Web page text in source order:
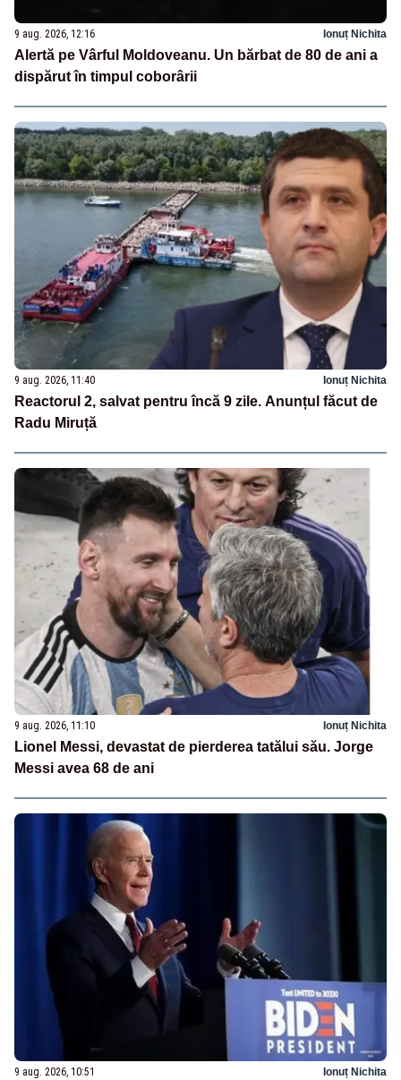
9 aug. 2026, 12:16 Ionuț Nichita
Alertă pe Vârful Moldoveanu. Un bărbat de 80 de ani a
dispărut în timpul coborârii
9 aug. 2026, 11:40 Ionuț Nichita
Reactorul 2, salvat pentru încă 9 zile. Anunțul făcut de
Radu Miruță
9 aug. 2026, 11:10 Ionuț Nichita
Lionel Messi, devastat de pierderea tatălui său. Jorge
Messi avea 68 de ani
9 aug. 2026, 10:51 Ionuț Nichita